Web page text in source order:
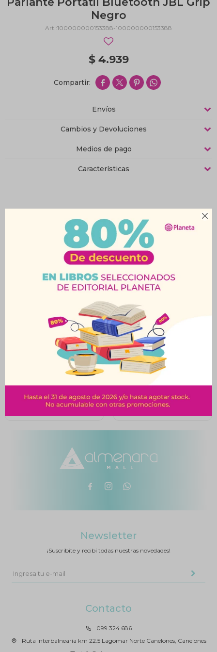

Negro
100000000153388-100000000153388
$ 4.939
   
Envíos
Cambios y Devoluciones
Medios de pago
Características
Productos que te pueden interesar
Parlante Bluetooth
Usams BT 5.0 Negro
1.620
Parlante Bluetooth
JBL Clip 4 Azul
$ 3.879
  
Contacto
099 324 686
Ruta Interbalnearia km 22.5 Lagomar Norte Canelones, Canelones
Newsletter
¡Suscribite y recibí todas nuestras novedades!